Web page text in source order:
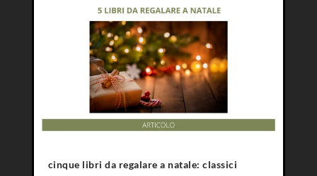
cinque libri da regalare a natale: classici